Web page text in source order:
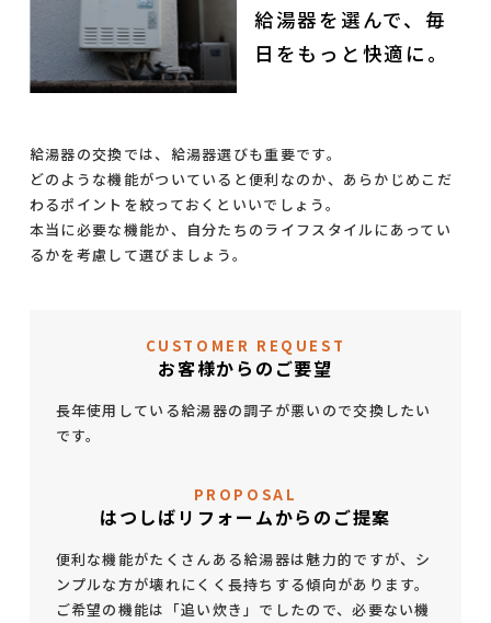
給湯器を選んで、毎
日をもっと快適に。
給湯器の交換では、給湯器選びも重要です。
どのような機能がついていると便利なのか、あらかじめこだ
わるポイントを絞っておくといいでしょう。
本当に必要な機能か、自分たちのライフスタイルにあってい
るかを考慮して選びましょう。
CUSTOMER REQUEST
お客様からのご要望
長年使用している給湯器の調子が悪いので交換したい
です。
PROPOSAL
はつしばリフォームからのご提案
便利な機能がたくさんある給湯器は魅力的ですが、シ
ンプルな方が壊れにくく長持ちする傾向があります。
ご希望の機能は「追い炊き」でしたので、必要ない機